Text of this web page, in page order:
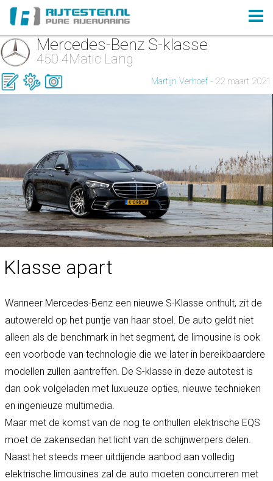
Mercedes-Benz S-klasse
450 4Matic Lang
Martijn Verhoef - 22 maart 2021
Klasse apart
Wanneer Mercedes-Benz een nieuwe S-Klasse onthult, zit de
autowereld op het puntje van haar stoel. De auto geldt niet
alleen als de benchmark in het segment, de limousine is ook
een voorbode van technologie die we later in bereikbaardere
modellen zullen aantreffen. De S-klasse in deze autotest is
dan ook volgeladen met luxueuze opties, nieuwe technieken
en ingenieuze multimedia.
Maar met de komst van de nog te onthullen elektrische EQS
moet de zakensedan het licht van de schijnwerpers delen.
Naast het steeds meer uitdijende aanbod aan volledig
elektrische limousines zal de auto moeten concurreren met